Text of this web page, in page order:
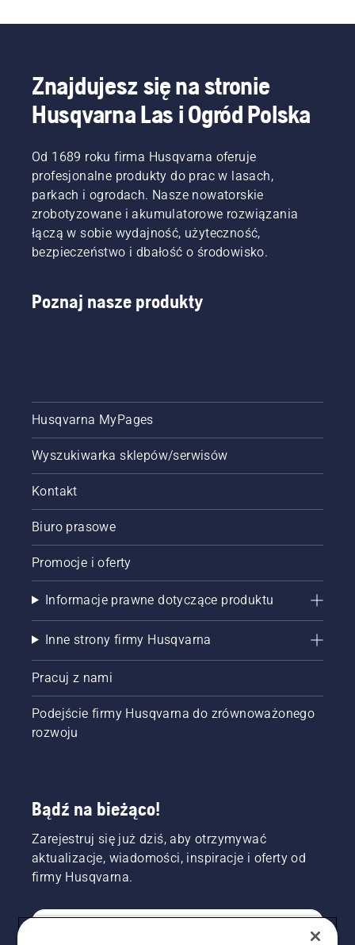
Znajdujesz się na stronie
Husqvarna Las i Ogród Polska
Od 1689 roku firma Husqvarna oferuje
profesjonalne produkty do prac w lasach,
parkach i ogrodach. Nasze nowatorskie
zrobotyzowane i akumulatorowe rozwiązania
łączą w sobie wydajność, użyteczność,
bezpieczeństwo i dbałość o środowisko.
Poznaj nasze produkty
Husqvarna MyPages
Wyszukiwarka sklepów/serwisów
Kontakt
Biuro prasowe
Promocje i oferty
Informacje prawne dotyczące produktu
Inne strony firmy Husqvarna
Pracuj z nami
Podejście firmy Husqvarna do zrównoważonego
rozwoju
Bądź na bieżąco!
Zarejestruj się już dziś, aby otrzymywać
aktualizacje, wiadomości, inspiracje i oferty od
firmy Husqvarna.